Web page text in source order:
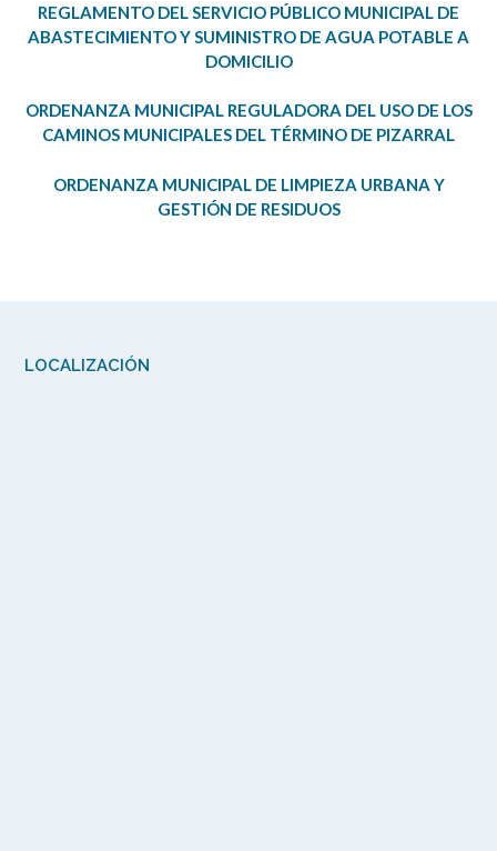
REGLAMENTO DEL SERVICIO PÚBLICO MUNICIPAL DE
ABASTECIMIENTO Y SUMINISTRO DE AGUA POTABLE A
DOMICILIO
ORDENANZA MUNICIPAL REGULADORA DEL USO DE LOS
CAMINOS MUNICIPALES DEL TÉRMINO DE PIZARRAL
ORDENANZA MUNICIPAL DE LIMPIEZA URBANA Y
GESTIÓN DE RESIDUOS
LOCALIZACIÓN